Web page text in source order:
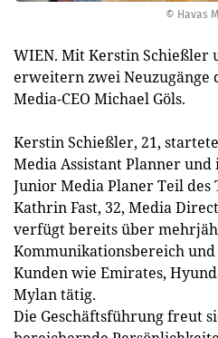
© Havas
WIEN. Mit Kerstin Schießler
erweitern zwei Neuzugänge
Media-CEO Michael Göls.
Kerstin Schießler, 21,
Media Assistant Planner
Junior Media Planer Teil des
Kathrin Fast, 32, Media
verfügt bereits über
Kommunikationsbereich
Kunden wie Emirates,
Mylan tätig.
Die Geschäftsführung freut